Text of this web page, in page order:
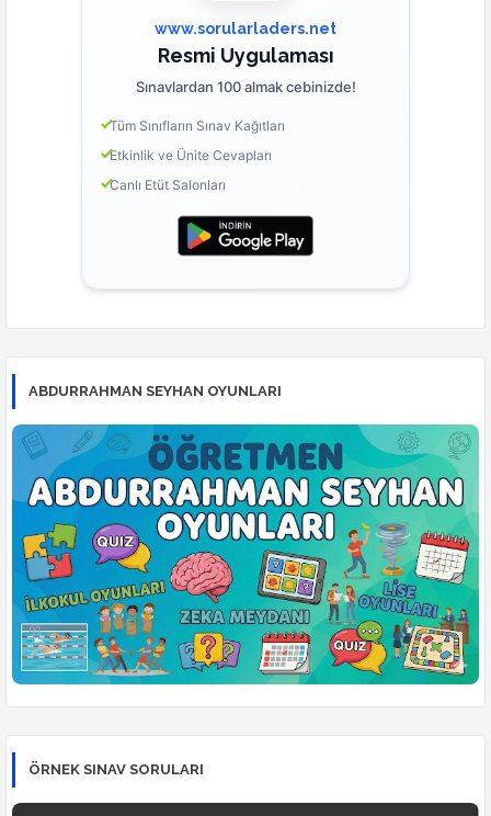
www.sorularladers.net
Resmi Uygulaması
Sınavlardan 100 almak cebinizde!
Tüm Sınıfların Sınav Kağıtları
Etkinlik ve Ünite Cevapları
Canlı Etüt Salonları
ABDURRAHMAN SEYHAN OYUNLARI
ÖRNEK SINAV SORULARI